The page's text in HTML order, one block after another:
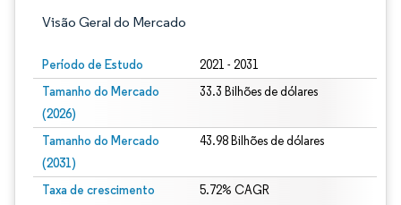
Visão Geral do Mercado
Período de Estudo 2021 - 2031
Tamanho do Mercado
(2026)
33.3 Bilhões de dólares
Tamanho do Mercado
(2031)
43.98 Bilhões de dólares
Taxa de crescimento
5.72% CAGR